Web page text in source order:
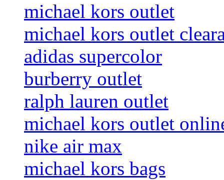
michael kors outlet
michael kors outlet
adidas supercolor
burberry outlet
ralph lauren outlet
michael kors outlet
nike air max
michael kors bags